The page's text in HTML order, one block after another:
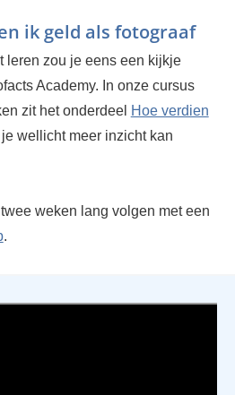
ik geld als fotograaf
leren zou je eens een kijkje
Academy. In onze cursus
zit het onderdeel Hoe verdien
wellicht meer inzicht kan
weken lang volgen met een
.